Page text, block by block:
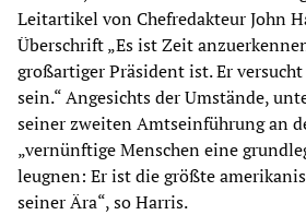
Leitartikel von Chefredakteur John
Überschrift „Es ist Zeit
großartiger Präsident ist. Er
sein.“ Angesichts der Umstände,
seiner zweiten Amtseinführung an
„vernünftige Menschen eine
leugnen: Er ist die größte
seiner Ära“, so Harris.